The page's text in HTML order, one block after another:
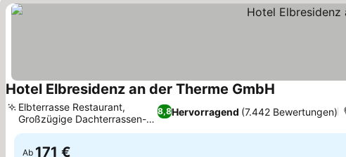
Hotel Elbresidenz an der Therme GmbH
8,8Hervorragend (7.442 Bewertungen)
Elbterrasse Restaurant,
Großzügige Dachterrassen-
Spa-Oase
Ab 171 €